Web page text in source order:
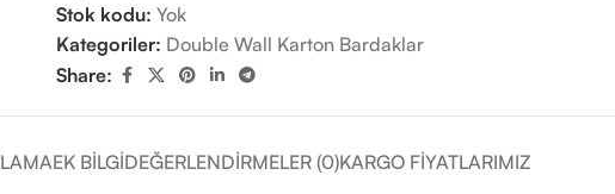
Stok kodu: Yok
Kategoriler: Double Wall Karton Bardaklar
Share:
EK BILGIDEĞERLENDIRMELER (0)KARGO FIYATLARIMIZ